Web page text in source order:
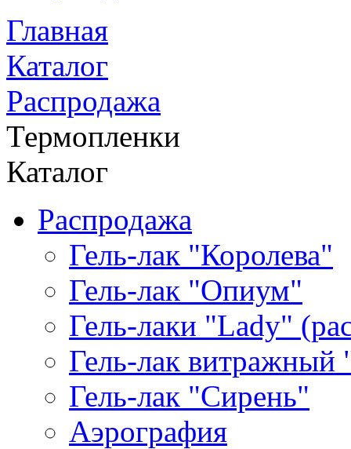
Главная
Каталог
Распродажа
Термопленки
Каталог
Распродажа
Гель-лак "Королева"
Гель-лак "Опиум"
Гель-лаки "Lady"
Гель-лак витражный
Гель-лак "Сирень"
Аэрография